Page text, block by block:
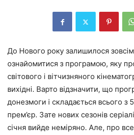
До Нового року залишилося зовсім
ознайомитися з програмою, яку
світового і вітчизняного
вихідні. Варто відзначити, що
донезмоги і складається всього
прем’єр. Зате нових сезонів
січня вийде неміряно. Але, про